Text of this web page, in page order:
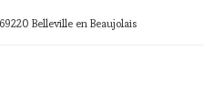
Belleville en Beaujolais